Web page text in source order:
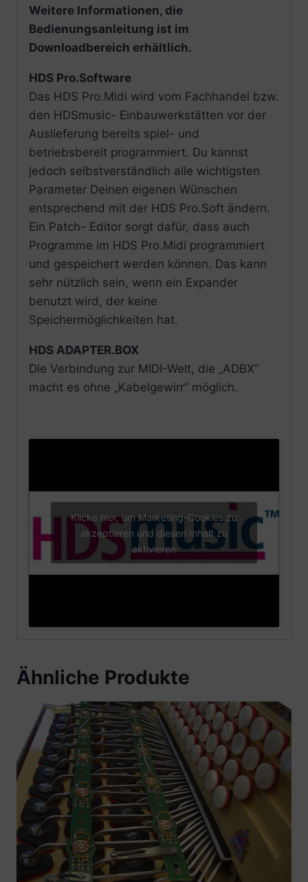
Weitere Informationen, die
Bedienungsanleitung ist im
Downloadbereich erhältlich.
HDS Pro.Software
Das HDS Pro.Midi wird vom Fachhandel bzw.
den HDSmusic- Einbauwerkstätten vor der
Auslieferung bereits spiel- und
betriebsbereit programmiert. Du kannst
jedoch selbstverständlich alle wichtigsten
Parameter Deinen eigenen Wünschen
entsprechend mit der HDS Pro.Soft ändern.
Ein Patch- Editor sorgt dafür, dass auch
Programme im HDS Pro.Midi programmiert
und gespeichert werden können. Das kann
sehr nützlich sein, wenn ein Expander
benutzt wird, der keine
Speichermöglichkeiten hat.
HDS ADAPTER.BOX
Die Verbindung zur MIDI-Welt, die „ADBX“
macht es ohne „Kabelgewirr“ möglich.
Klicke hier, um Marketing-Cookies zu
akzeptieren und diesen Inhalt zu
aktivieren
Ähnliche Produkte